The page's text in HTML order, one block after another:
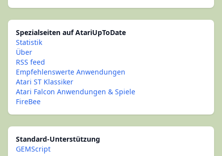
Spezialseiten auf AtariUpToDate
Statistik
Über
RSS feed
Empfehlenswerte Anwendungen
Atari ST Klassiker
Atari Falcon Anwendungen & Spiele
FireBee
Standard-Unterstützung
GEMScript